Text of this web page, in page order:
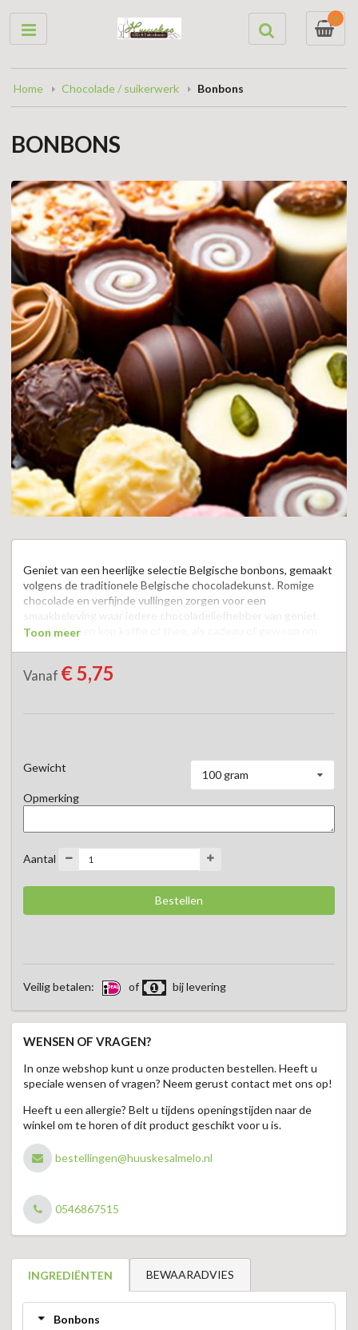
0
Home Chocolade / suikerwerk Bonbons
BONBONS
Geniet van een heerlijke selectie Belgische bonbons, gemaakt
volgens de traditionele Belgische chocoladekunst. Romige
chocolade en verfijnde vullingen zorgen voor een
smaakbeleving waar iedere chocoladeliefhebber van geniet.
Heerlijk bij een kop koffie of thee, als cadeau of gewoon om
Geef uw voorkeur aan in het opmerkingenveld. Kies uit puur,
Toon meer
Vanaf € 5,75
Gewicht
100 gram
Opmerking
Aantal
Veilig betalen: of bij levering
WENSEN OF VRAGEN?
In onze webshop kunt u onze producten bestellen. Heeft u
speciale wensen of vragen? Neem gerust contact met ons op!
Heeft u een allergie? Belt u tijdens openingstijden naar de
winkel om te horen of dit product geschikt voor u is.
bestellingen@huuskesalmelo.nl
0546867515
INGREDIËNTEN BEWAARADVIES
Bonbons